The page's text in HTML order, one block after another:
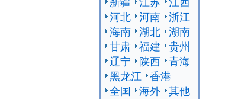
河北 河南 浙江
海南 湖北 湖南
甘肃 福建 贵州
辽宁
陕西 青海
黑龙江 香港
全国 海外 其他